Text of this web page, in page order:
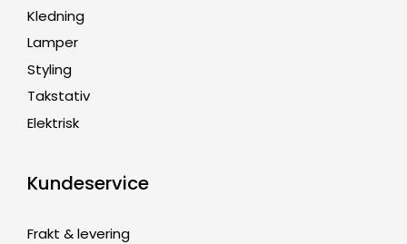
Kledning
Lamper
Styling
Takstativ
Elektrisk
Kundeservice
Frakt & levering